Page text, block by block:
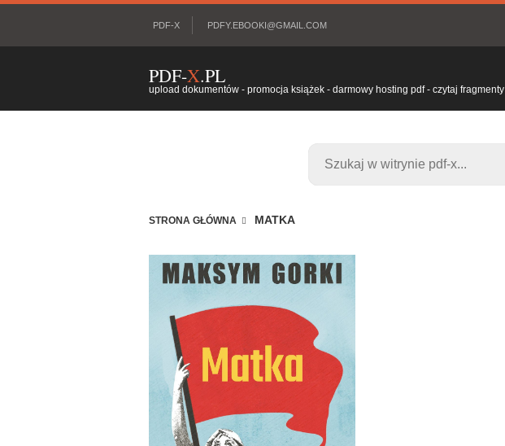
PDF-X PDFY.EBOOKI@GMAIL.COM
PDF-X.PL
upload dokumentów - promocja książek - darmowy hosting pdf - czytaj fragmenty
STRONA GŁÓWNA MATKA